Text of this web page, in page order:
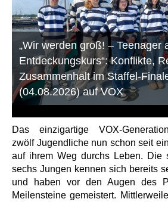
„Wir werden groß! – Teenager
Entdeckungskurs“: Konflikte,
Zusammenhalt im Staffel-
(04.08.2026) auf VOX
Das einzigartige VOX-
zwölf Jugendliche nun schon seit
auf ihrem Weg durchs Leben. Die
sechs Jungen kennen sich bereits
und haben vor den Augen des
Meilensteine gemeistert.